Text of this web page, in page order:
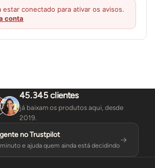
estar conectado para ativar os avisos.
conta
45.345 clientes
já baixam os produtos aqui, desde
2019.
no Trustpilot
e ajuda quem ainda está decidindo